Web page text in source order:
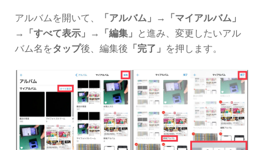
アルバムを開いて、
「アルバム」→「マイアルバム」
→「すべて表示」→「編集」
と進み、変更したいアル
バム名を タップ後、編集後 「完了」 を押します。